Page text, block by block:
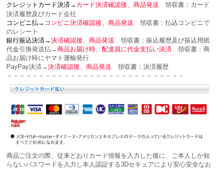
クレジットカード決済→ カード決済確認後、商品発送領収書：カード
決済履歴及びカード会社
コンビニ払→ コンビニ決済確認後、商品発送領収書：払込コンビニで
のレシート
銀行振込決済→決済確認後、商品発送領収書：振込履歴及び振込用紙
代金引換発送払→商品お届け時、配達員に代金支払い決済領収書：商
品お届け時にヤマト運輸発行
PayPay決済→決済確認後、商品発送領収書：決済履歴
－－－－－－－－－－－－－－－－－－－－－－－－－－－－
商品ご注文の際、従来どおりカード情報を入力した後に、ご本人しか知
らないパスワードを入力し本人認証する3Dセキュアにより安心安全なお